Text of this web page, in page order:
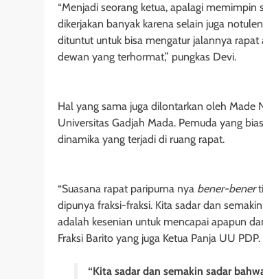
“Menjadi seorang ketua, apalagi
dikerjakan banyak karena selain juga
dituntut untuk bisa mengatur jalannya
dewan yang terhormat,” pungkas Devi.
Hal yang sama juga dilontarkan oleh Made
Universitas Gadjah Mada. Pemuda yang
dinamika yang terjadi di ruang rapat.
“Suasana rapat paripurna nya bener-bener
dipunya fraksi-fraksi. Kita sadar dan
adalah kesenian untuk mencapai apapun
Fraksi Barito yang juga Ketua Panja UU PDP.
“Kita sadar dan semakin sadar